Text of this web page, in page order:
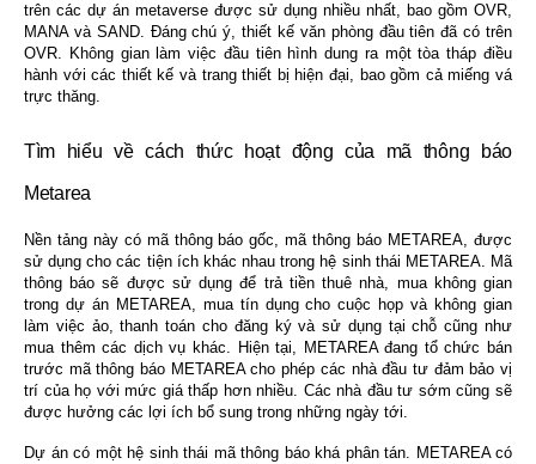
trên các dự án metaverse được sử dụng nhiều nhất, bao gồm OVR,
MANA và SAND. Đáng chú ý, thiết kế văn phòng đầu tiên đã có trên
OVR. Không gian làm việc đầu tiên hình dung ra một tòa tháp điều
hành với các thiết kế và trang thiết bị hiện đại, bao gồm cả miếng vá
trực thăng.
Tìm hiểu về cách thức hoạt động của mã thông báo
Metarea
Nền tảng này có mã thông báo gốc, mã thông báo METAREA, được
sử dụng cho các tiện ích khác nhau trong hệ sinh thái METAREA. Mã
thông báo sẽ được sử dụng để trả tiền thuê nhà, mua không gian
trong dự án METAREA, mua tín dụng cho cuộc họp và không gian
làm việc ảo, thanh toán cho đăng ký và sử dụng tại chỗ cũng như
mua thêm các dịch vụ khác. Hiện tại, METAREA đang tổ chức bán
trước mã thông báo METAREA cho phép các nhà đầu tư đảm bảo vị
trí của họ với mức giá thấp hơn nhiều. Các nhà đầu tư sớm cũng sẽ
được hưởng các lợi ích bổ sung trong những ngày tới.
Dự án có một hệ sinh thái mã thông báo khá phân tán. METAREA có